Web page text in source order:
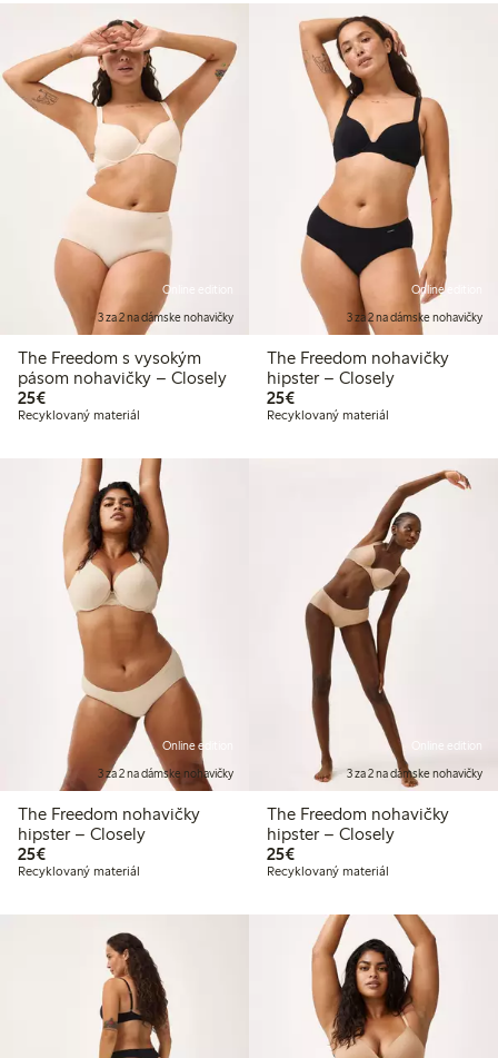
Online edition
3 za 2 na dámske nohavičky
The Freedom s vysokým
pásom nohavičky – Closely
25€25,00 €
Recyklovaný materiál
Online edition
3 za 2 na dámske nohavičky
The Freedom nohavičky
hipster – Closely
25€25,00 €
Recyklovaný materiál
Online edition
3 za 2 na dámske nohavičky
The Freedom nohavičky
hipster – Closely
25€25,00 €
Recyklovaný materiál
Online edition
3 za 2 na dámske nohavičky
The Freedom nohavičky
hipster – Closely
25€25,00 €
Recyklovaný materiál